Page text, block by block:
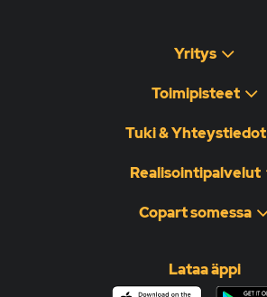
Yritys
Toimipisteet
Tuki & Yhteystiedot
Realisointipalvelut
Copart somessa
Lataa äppi